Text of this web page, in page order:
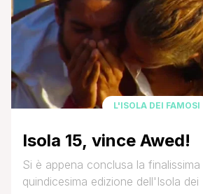
L'ISOLA DEI FAMOSI
Isola 15, vince Awed!
Si è appena conclusa la finalissima
quindicesima edizione dell'Isola